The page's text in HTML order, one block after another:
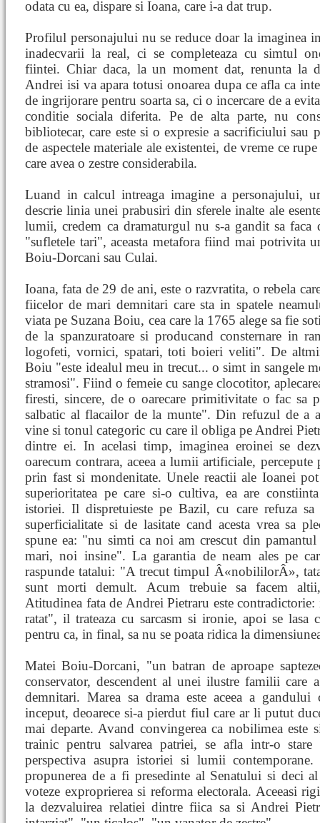
odata cu ea, dispare si Ioana, care i-a dat trup.
Profilul personajului nu se reduce doar la imaginea
inadecvarii la real, ci se completeaza cu simtul
fiintei. Chiar daca, la un moment dat, renunta la
Andrei isi va apara totusi onoarea dupa ce afla ca
de ingrijorare pentru soarta sa, ci o incercare de a
conditie sociala diferita. Pe de alta parte, nu
bibliotecar, care este si o expresie a sacrificiului sau
de aspectele materiale ale existentei, de vreme ce
care avea o zestre considerabila.
Luand in calcul intreaga imagine a personajului,
descrie linia unei prabusiri din sferele inalte ale
lumii, credem ca dramaturgul nu s-a gandit sa
"sufletele tari", aceasta metafora fiind mai potrivita
Boiu-Dorcani sau Culai.
Ioana, fata de 29 de ani, este o razvratita, o rebela
fiicelor de mari demnitari care sta in spatele
viata pe Suzana Boiu, cea care la 1765 alege sa fie
de la spanzuratoare si producand consternare in
logofeti, vornici, spatari, toti boieri veliti". De
Boiu "este idealul meu in trecut... o simt in sangele
stramosi". Fiind o femeie cu sange clocotitor,
firesti, sincere, de o oarecare primitivitate o fac sa
salbatic al flacailor de la munte". Din refuzul de a
vine si tonul categoric cu care il obliga pe Andrei
dintre ei. In acelasi timp, imaginea eroinei se
oarecum contrara, aceea a lumii artificiale,
prin fast si mondenitate. Unele reactii ale Ioanei
superioritatea pe care si-o cultiva, ea are
istoriei. Il dispretuieste pe Bazil, cu care refuza sa
superficialitate si de lasitate cand acesta vrea sa
spune ea: "nu simti ca noi am crescut din
mari, noi insine". La garantia de neam ales pe
raspunde tatalui: "A trecut timpul Â«nobililorÂ»,
sunt morti demult. Acum trebuie sa facem
Atitudinea fata de Andrei Pietraru este
ratat", il trateaza cu sarcasm si ironie, apoi se lasa
pentru ca, in final, sa nu se poata ridica la
Matei Boiu-Dorcani, "un batran de aproape
conservator, descendent al unei ilustre familii care
demnitari. Marea sa drama este aceea a
inceput, deoarece si-a pierdut fiul care ar li putut
mai departe. Avand convingerea ca nobilimea este
trainic pentru salvarea patriei, se afla intr-o stare
perspectiva asupra istoriei si lumii
propunerea de a fi presedinte al Senatului si deci
voteze exproprierea si reforma electorala. Aceeasi
la dezvaluirea relatiei dintre fiica sa si Andrei